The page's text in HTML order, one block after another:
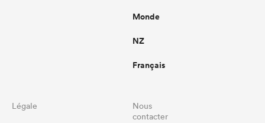
Monde
NZ
Français
Légale
Nous
contacter